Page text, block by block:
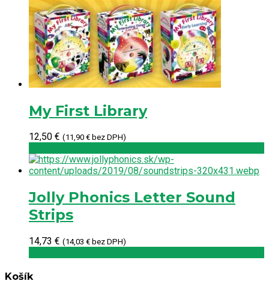
My First Library
12,50 € (11,90 € bez DPH)
Jolly Phonics Letter Sound
Strips
14,73 € (14,03 € bez DPH)
Košík